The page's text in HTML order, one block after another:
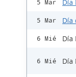
5 Mar Día
5 Mar Día
6 Mié Día
6 Mié Día